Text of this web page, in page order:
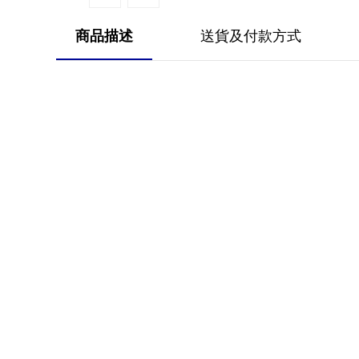
商品描述 送貨及付款方式